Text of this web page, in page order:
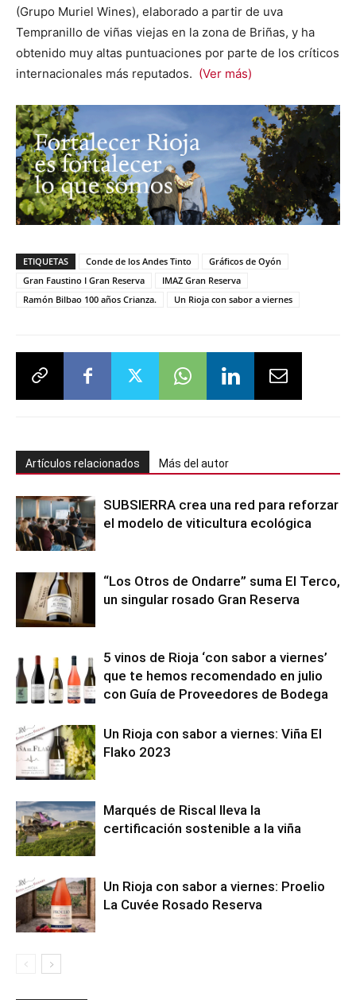
(Grupo Muriel Wines), elaborado a partir de uva
Tempranillo de viñas viejas en la zona de Briñas, y ha
obtenido muy altas puntuaciones por parte de los críticos
internacionales más reputados. (Ver más)
ETIQUETAS Conde de los Andes Tinto
Gráficos de Oyón
Gran Faustino I Gran Reserva
IMAZ Gran Reserva
Ramón Bilbao 100 años Crianza.
Un Rioja con sabor a viernes
Artículos relacionados Más del autor
SUBSIERRA crea una red para reforzar
el modelo de viticultura ecológica
“Los Otros de Ondarre” suma El Terco,
un singular rosado Gran Reserva
5 vinos de Rioja ‘con sabor a viernes’
que te hemos recomendado en julio
con Guía de Proveedores de Bodega
Un Rioja con sabor a viernes: Viña El
Flako 2023
Marqués de Riscal lleva la
certificación sostenible a la viña
Un Rioja con sabor a viernes: Proelio
La Cuvée Rosado Reserva